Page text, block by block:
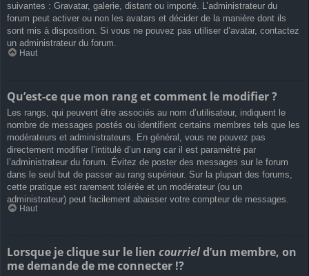
suivantes : Gravatar, galerie, distant ou importé. L’administrateur du
forum peut activer ou non les avatars et décider de la manière dont ils
sont mis à disposition. Si vous ne pouvez pas utiliser d’avatar, contactez
un administrateur du forum.
Haut
Qu’est-ce que mon rang et comment le modifier ?
Les rangs, qui peuvent être associés au nom d’utilisateur, indiquent le
nombre de messages postés ou identifient certains membres tels que les
modérateurs et administrateurs. En général, vous ne pouvez pas
directement modifier l’intitulé d’un rang car il est paramétré par
l’administrateur du forum. Évitez de poster des messages sur le forum
dans le seul but de passer au rang supérieur. Sur la plupart des forums,
cette pratique est rarement tolérée et un modérateur (ou un
administrateur) peut facilement abaisser votre compteur de messages.
Haut
Lorsque je clique sur le lien courrield’un membre, on
me demande de me connecter !?